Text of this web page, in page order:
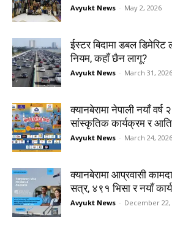
Avyukt News - May 2, 2026
ईस्टर बिदामा डबल
नियम, कहाँ छैन लागू?
Avyukt News - March 31, 2026
क्यानबेरामा नेपाली नयाँ
सांस्कृतिक कार्यक्रम र
Avyukt News - March 24, 2026
क्यानबेरामा आप्रवासी
सत्र, ४९१ भिसा र नयाँ
Avyukt News - December 22,